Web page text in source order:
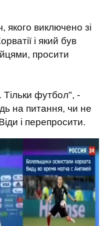
виключено зі
і який був
просити
Тільки футбол", -
на питання, чи не
і перепросити.